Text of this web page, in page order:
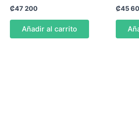
₡47 200
Añadir al carrito
₡45